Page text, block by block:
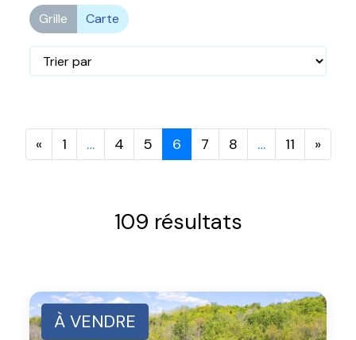
Grille Carte
« 1 … 4 5 6 7 8 … 11 »
109 résultats
À VENDRE